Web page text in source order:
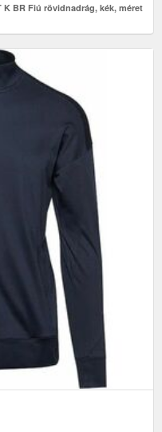
K BR Fiú rövidnadrág, kék, méret